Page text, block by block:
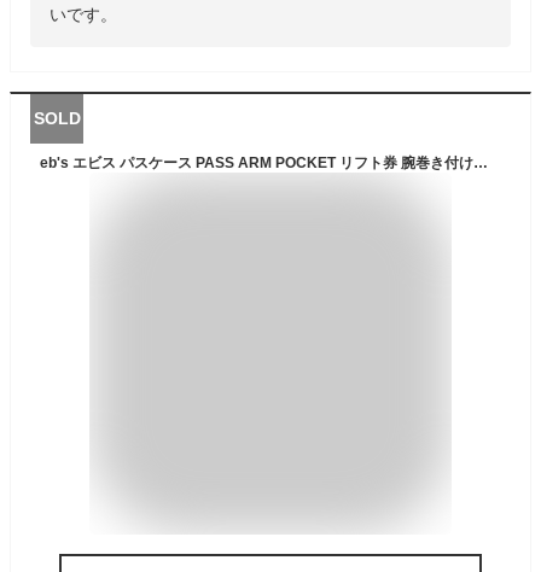
いです。
SOLD
eb's エビス パスケース PASS ARM POCKET リフト券 腕巻き付けタイプ スキー スノボ ウインタースポーツ ユニセックス 品番 #4300609 (KUMAFLAGE(クマ))